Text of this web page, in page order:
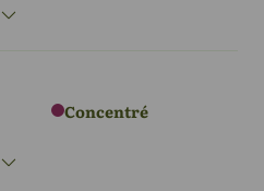
Concentré